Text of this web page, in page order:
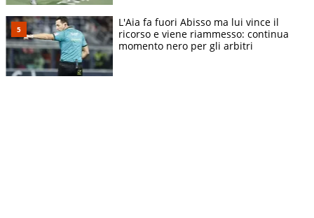
L'Aia fa fuori Abisso ma lui vince il
ricorso e viene riammesso: continua
momento nero per gli arbitri